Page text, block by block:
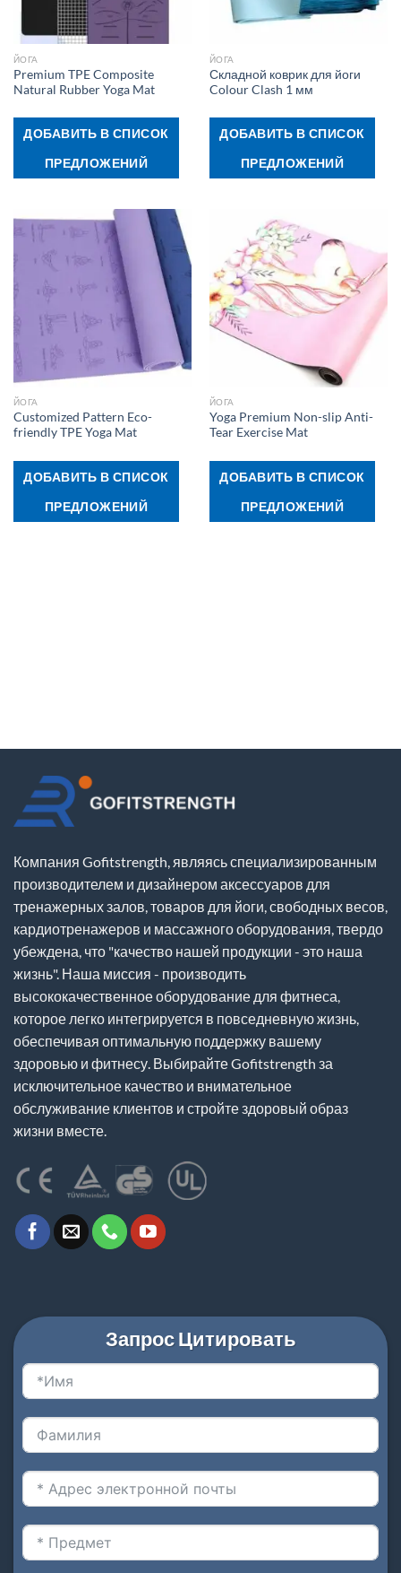
ЙОГА
Premium TPE Composite
Natural Rubber Yoga Mat
ДОБАВИТЬ В СПИСОК
ПРЕДЛОЖЕНИЙ
ЙОГА
Складной коврик для йоги
Colour Clash 1 мм
ДОБАВИТЬ В СПИСОК
ПРЕДЛОЖЕНИЙ
ЙОГА
Customized Pattern Eco-
friendly TPE Yoga Mat
ДОБАВИТЬ В СПИСОК
ПРЕДЛОЖЕНИЙ
ЙОГА
Yoga Premium Non-slip Anti-
Tear Exercise Mat
ДОБАВИТЬ В СПИСОК
ПРЕДЛОЖЕНИЙ
Компания Gofitstrength, являясь специализированным
производителем и дизайнером аксессуаров для
тренажерных залов, товаров для йоги, свободных весов,
кардиотренажеров и массажного оборудования, твердо
убеждена, что "качество нашей продукции - это наша
жизнь". Наша миссия - производить
высококачественное оборудование для фитнеса,
которое легко интегрируется в повседневную жизнь,
обеспечивая оптимальную поддержку вашему
здоровью и фитнесу. Выбирайте Gofitstrength за
исключительное качество и внимательное
обслуживание клиентов и стройте здоровый образ
жизни вместе.
Запрос Цитировать